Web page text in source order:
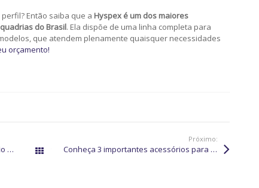
Então saiba que a Hyspex é um dos maiores
do Brasil. Ela dispõe de uma linha completa para
que atendem plenamente quaisquer necessidades
orçamento!
Como funciona anodização de alumínio e quais os resultados? Todos os posts
Próximo:
Conheça 3 importantes acessórios para esquadrias de alumínio